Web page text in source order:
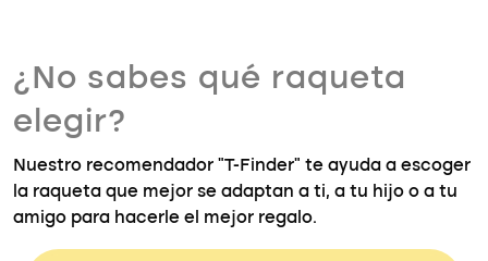
¿No sabes qué raqueta
elegir?
Nuestro recomendador "T-Finder" te ayuda a escoger
la raqueta que mejor se adaptan a ti, a tu hijo o a tu
amigo para hacerle el mejor regalo.